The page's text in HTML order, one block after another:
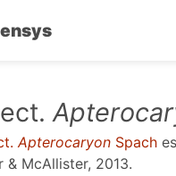
Apterocaryon Spach
& McAllister, 2013.